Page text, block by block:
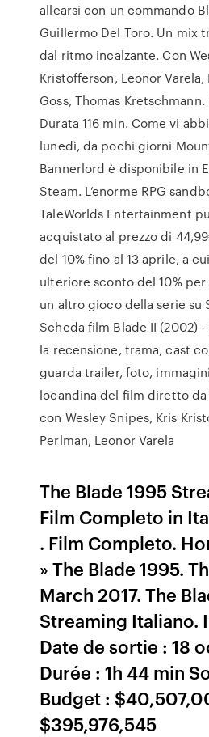
allearsi con un commando
Guillermo Del Toro. Un mix
dal ritmo incalzante. Con
Kristofferson, Leonor Varela,
Goss, Thomas
Durata 116 min. Come vi
lunedì, da pochi giorni
Bannerlord è disponibile in
Steam. L’enorme RPG
TaleWorlds Entertainment
acquistato al prezzo di
del 10% fino al 13 aprile, a
ulteriore sconto del 10%
un altro gioco della serie su
Scheda film Blade II (2002)
la recensione, trama, cast
guarda trailer, foto,
locandina del film diretto
con Wesley Snipes, Kris
Perlman, Leonor Varela
The Blade 1995
Film Completo in
. Film Completo.
» The Blade 1995.
March 2017. The
Streaming Italiano.
Date de sortie : 18
Durée : 1h 44 min
Budget :
$395,976,545